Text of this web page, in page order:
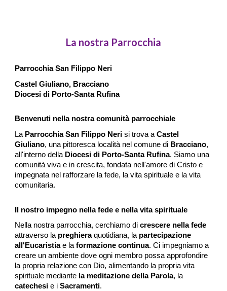
La nostra Parrocchia
Parrocchia San Filippo Neri
Castel Giuliano, Bracciano
Diocesi di Porto-Santa Rufina
Benvenuti nella nostra comunità parrocchiale
La Parrocchia San Filippo Neri si trova aCastel
Giuliano, una pittoresca località nel comune di Bracciano,
all'interno della Diocesi di Porto-Santa Rufina. Siamo una
comunità viva e in crescita, fondata nell'amore di Cristo e
impegnata nel rafforzare la fede, la vita spirituale e la vita
comunitaria.
Il nostro impegno nella fede e nella vita spirituale
Nella nostra parrocchia, cerchiamo dicrescere nella fede
attraverso la preghieraquotidiana, la partecipazione
all'Eucaristiae laformazione continua. Ci impegniamo a
creare un ambiente dove ogni membro possa approfondire
la propria relazione con Dio, alimentando la propria vita
spirituale mediante la meditazione della Parola, la
catechesi e iSacramenti.